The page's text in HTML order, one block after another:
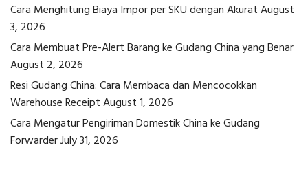
Cara Menghitung Biaya Impor per SKU dengan AkuratAugust
3, 2026
Cara Membuat Pre-Alert Barang ke Gudang China yang Benar
August 2, 2026
Resi Gudang China: Cara Membaca dan Mencocokkan
Warehouse ReceiptAugust 1, 2026
Cara Mengatur Pengiriman Domestik China ke Gudang
ForwarderJuly 31, 2026